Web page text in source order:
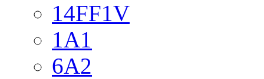
14FF1V
1A1
6A2